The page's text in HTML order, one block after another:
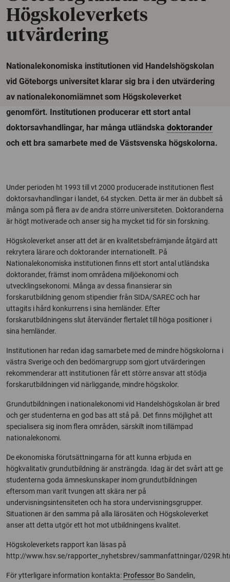
Högskoleverkets
utvärdering
Nationalekonomiska institutionen vid Handelshögskolan
vid Göteborgs universitet klarar sig bra i den utvärdering
av nationalekonomiämnet som Högskoleverket
genomfört. Institutionen producerar ett stort antal
doktorsavhandlingar, har många utländska doktorander
och ett bra samarbete med de Västsvenska högskolorna.
Under perioden ht 1993 till vt 2000 producerade institutionen flest
doktorsavhandlingar i landet, 64 stycken. Detta är mer än dubbelt så
många som på flera av de andra större universiteten. Doktoranderna
är högt motiverade och anser sig ha mycket tid för sin forskning.
Högskoleverket anser att det är en kvalitetsbefrämjande åtgärd att
rekrytera lärare och doktorander internationellt. På
Nationalekonomiska institutionen finns ett stort antal utländska
doktorander, främst inom områdena miljöekonomi och
utvecklingsekonomi. Många av dessa finansierar sin
forskarutbildning genom stipendier från SIDA/SAREC och har
uttagits i hård konkurrens i sina hemländer. Efter
forskarutbildningens slut återvänder flertalet till höga positioner i
sina hemländer.
Institutionen har redan idag samarbete med de mindre högskolorna i
västra Sverige och den bedömargrupp som gjort utvärderingen
rekommenderar att institutionen får ett större ansvar att stödja
forskarutbildningen vid närliggande, mindre högskolor.
Grundutbildningen i nationalekonomi vid Handelshögskolan är bred
och ger studenterna en god bas att stå på. Det finns möjlighet att
specialisera sig inom flera områden, särskilt inom tillämpad
nationalekonomi.
De ekonomiska förutsättningarna för att kunna erbjuda en
högkvalitativ grundutbildning är ansträngda. Idag är det svårt att ge
studenterna goda ämneskunskaper inom grundutbildningen
eftersom man varit tvungen att skära ner på
undervisningsintensiteten och ha stora undervisningsgrupper.
Situationen är den samma på alla lärosäten och Högskoleverket
anser att detta utgör ett hot mot utbildningens kvalitet.
Högskoleverkets rapport kan läsas på
http://www.hsv.se/rapporter_nyhetsbrev/sammanfattningar/
För ytterligare information kontakta: Professor Bo Sandelin,